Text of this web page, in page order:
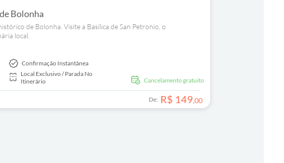
Bolonha
de Bolonha. Visite a Basílica de San Petronio, o
local.
Cancelamento gratuito
Confirmação Instantânea
Local Exclusivo / Parada No
Itinerário
De: R$ 149,00